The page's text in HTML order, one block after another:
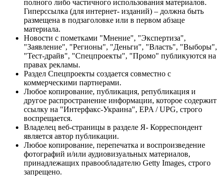
полного либо частичного использования материалов.
Гиперссылка (для интернет- изданий) – должна быть
размещена в подзаголовке или в первом абзаце
материала.
Новости с пометками "Мнение", "Экспертиза",
"Заявление", "Регионы", "Деньги", "Власть", "Выборы",
"Тест-драйв", "Спецпроекты", "Промо" публикуются на
правах рекламы.
Раздел Спецпроекты создается совместно с
коммерческими партнерами.
Любое копирование, публикация, републикация и
другое распространение информации, которое содержит
ссылку на "Интерфакс-Украина", EPA / UPG, строго
воспрещается.
Владелец веб-страницы в разделе Я- Корреспондент
является автор публикации.
Любое копирование, перепечатка и воспроизведение
фотографий и/или аудиовизуальных материалов,
принадлежащих правообладателю Getty Images, строго
запрещено.